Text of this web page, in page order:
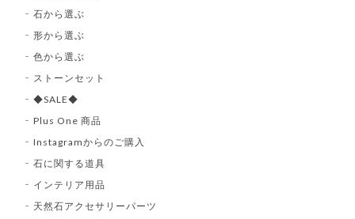
石から選ぶ
形から選ぶ
色から選ぶ
ストーンセット
◆SALE◆
Plus One 商品
Instagramからのご購入
石に関する道具
インテリア用品
天然石アクセサリーパーツ